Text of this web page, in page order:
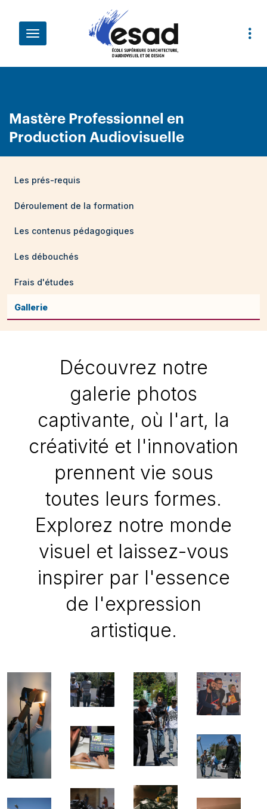
Fil d'Ariane
Mastère Professionnel en
Production Audiovisuelle
Les prés-requis
Déroulement de la formation
Les contenus pédagogiques
Les débouchés
Frais d'études
Gallerie
Découvrez notre
galerie photos
captivante, où l'art, la
créativité et l'innovation
prennent vie sous
toutes leurs formes.
Explorez notre monde
visuel et laissez-vous
inspirer par l'essence
de l'expression
artistique.